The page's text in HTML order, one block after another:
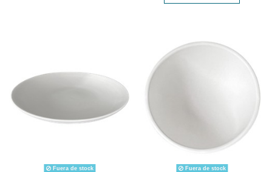
Fuera de stock Fuera de stock